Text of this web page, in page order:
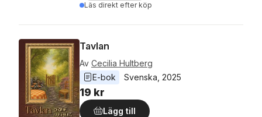
Läs direkt efter köp
Tavlan
Av Cecilia Hultberg
E-bok
Svenska, 2025
19 kr
Lägg till